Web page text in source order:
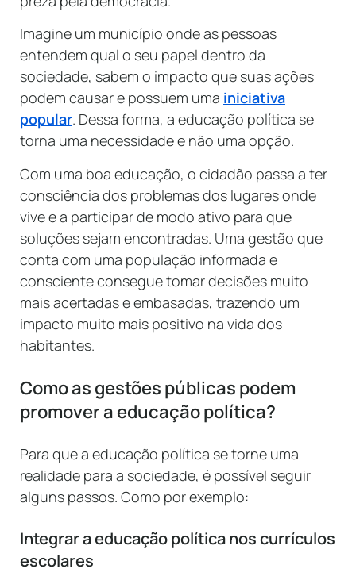
Imagine um município onde as pessoas
entendem qual o seu papel dentro da
sociedade, sabem o impacto que suas ações
podem causar e possuem uma iniciativa
popular. Dessa forma, a educação política se
torna uma necessidade e não uma opção.
Com uma boa educação, o cidadão passa a ter
consciência dos problemas dos lugares onde
vive e a participar de modo ativo para que
soluções sejam encontradas. Uma gestão que
conta com uma população informada e
consciente consegue tomar decisões muito
mais acertadas e embasadas, trazendo um
impacto muito mais positivo na vida dos
habitantes.
Como as gestões públicas podem
promover a educação política?
Para que a educação política se torne uma
realidade para a sociedade, é possível seguir
alguns passos. Como por exemplo:
Integrar a educação política nos currículos
escolares